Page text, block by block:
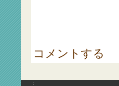
コメントする